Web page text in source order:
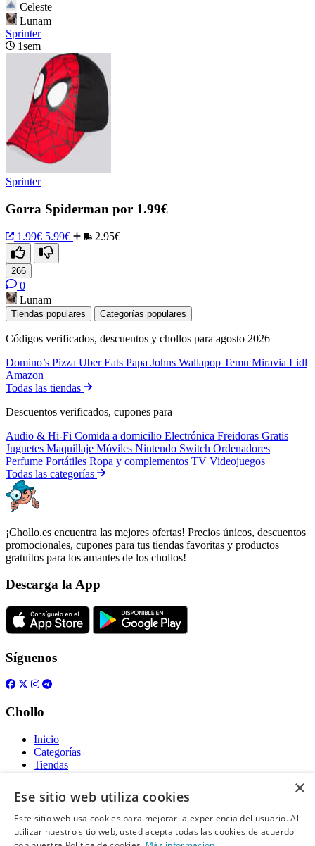
Celeste
Lunam
Sprinter
1sem
Sprinter
Gorra Spiderman por 1.99€
1.99€ 5.99€ 2.95€
266
0
Lunam
Tiendas populares Categorías populares
Códigos verificados, descuentos y chollos para agosto 2026
Domino’s Pizza Uber Eats Papa Johns Wallapop Temu Miravia Lidl
Amazon
Todas las tiendas
Descuentos verificados, cupones para
Audio & Hi-Fi Comida a domicilio Electrónica Freidoras Gratis
Juguetes Maquillaje Móviles Nintendo Switch Ordenadores
Perfume Portátiles Ropa y complementos TV Videojuegos
Todas las categorías
¡Chollo.es encuentra las mejores ofertas! Precios únicos, descuentos
promocionales, cupones para tus tiendas favoritas y productos
gratuitos para los amantes de los chollos!
Descarga la App
Síguenos
Chollo
Inicio
Categorías
Tiendas
Gratis
Acerca de
Sobre nosotros
×
Ese sitio web utiliza cookies
Este sitio web usa cookies para mejorar la experiencia del usuario. Al
utilizar nuestro sitio web, usted acepta todas las cookies de acuerdo